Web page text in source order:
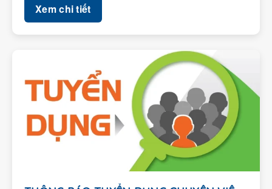
THÔNG BÁO TUYỂN DỤNG CHUYÊN VIÊN TRẮC ĐẠC